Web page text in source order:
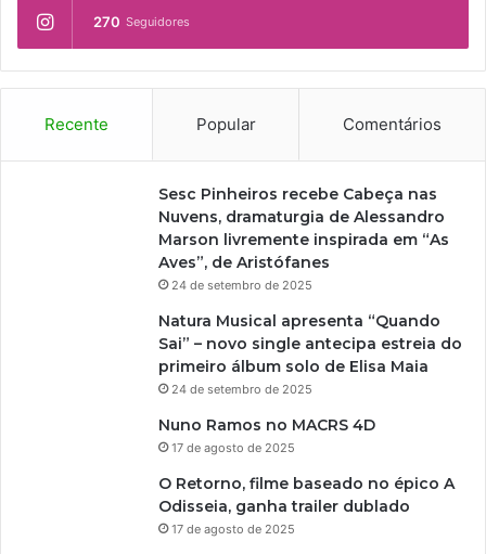
270 Seguidores
Recente Popular Comentários
Sesc Pinheiros recebe Cabeça nas
Nuvens, dramaturgia de Alessandro
Marson livremente inspirada em “As
Aves”, de Aristófanes
24 de setembro de 2025
Natura Musical apresenta “Quando
Sai” – novo single antecipa estreia do
primeiro álbum solo de Elisa Maia
24 de setembro de 2025
Nuno Ramos no MACRS 4D
17 de agosto de 2025
O Retorno, filme baseado no épico A
Odisseia, ganha trailer dublado
17 de agosto de 2025